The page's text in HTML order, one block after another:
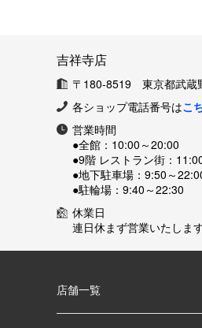
吉祥寺店
〒180-8519 東京都武蔵
各ショップ電話番号はこ
営業時間
●全館： 10:00～20:00
●9階 レストラン街：
●地下駐車場： 9:50～
●駐輪場： 9:40～22:30
休業日
連日休まず営業いたします
店舗一覧